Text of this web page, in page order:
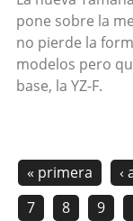
pone sobre la
no pierde la
modelos pero
base, la YZ-F.
« primera ‹
7
8 9